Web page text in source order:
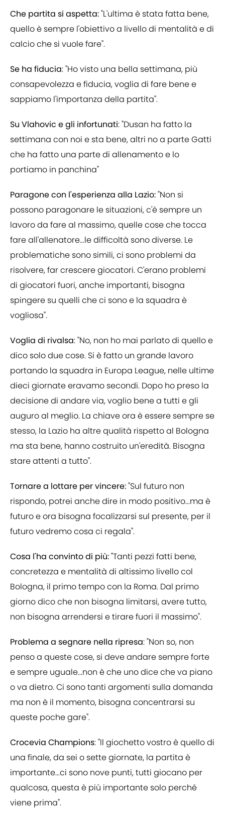
Che partita si aspetta:"L'ultima è stata fatta bene,
quello è sempre l'obiettivo a livello di mentalità e di
calcio che si vuole fare".
Se ha fiducia: "Ho visto una bella settimana, più
consapevolezza e fiducia, voglia di fare bene e
sappiamo l'importanza della partita".
Su Vlahovic e gli infortunati: "Dusan ha fatto la
settimana con noi e sta bene, altri no a parte Gatti
che ha fatto una parte di allenamento e lo
portiamo in panchina"
Paragone con l'esperienza alla Lazio:"Non si
possono paragonare le situazioni, c'è sempre un
lavoro da fare al massimo, quelle cose che tocca
fare all'allenatore...le difficoltà sono diverse. Le
problematiche sono simili, ci sono problemi da
risolvere, far crescere giocatori. C'erano problemi
di giocatori fuori, anche importanti, bisogna
spingere su quelli che ci sono e la squadra è
vogliosa".
Voglia di rivalsa: "No, non ho mai parlato di quello e
dico solo due cose. Si è fatto un grande lavoro
portando la squadra in Europa League, nelle ultime
dieci giornate eravamo secondi. Dopo ho preso la
decisione di andare via, voglio bene a tutti e gli
auguro al meglio. La chiave ora è essere sempre se
stesso, la Lazio ha altre qualità rispetto al Bologna
ma sta bene, hanno costruito un'eredità. Bisogna
stare attenti a tutto".
Tornare a lottare per vincere:"Sul futuro non
rispondo, potrei anche dire in modo positivo...ma è
futuro e ora bisogna focalizzarsi sul presente, per il
futuro vedremo cosa ci regala".
Cosa l'ha convinto di più:"Tanti pezzi fatti bene,
concretezza e mentalità di altissimo livello col
Bologna, il primo tempo con la Roma. Dal primo
giorno dico che non bisogna limitarsi, avere tutto,
non bisogna arrendersi e tirare fuori il massimo".
Problema a segnare nella ripresa: "Non so, non
penso a queste cose, si deve andare sempre forte
e sempre uguale...non è che uno dice che va piano
o va dietro. Ci sono tanti argomenti sulla domanda
ma non è il momento, bisogna concentrarsi su
queste poche gare".
Crocevia Champions: "Il giochetto vostro è quello di
una finale, da sei o sette giornate, la partita è
importante...ci sono nove punti, tutti giocano per
qualcosa, questa è più importante solo perché
viene prima".